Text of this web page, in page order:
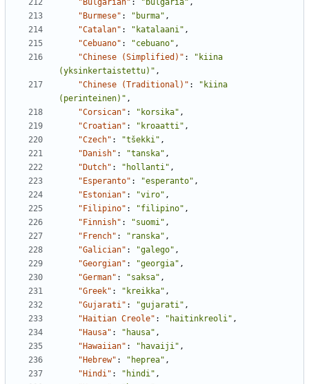
"Bulgarian" : "bulgaria" ,
"Burmese" : "burma" ,
"Catalan" : "katalaani" ,
"Cebuano" : "cebuano" ,
"Chinese (Simplified)" :
"kiina
(yksinkertaistettu)" ,
"Chinese (Traditional)" :
"kiina
(perinteinen)" ,
"Corsican" : "korsika" ,
"Croatian" : "kroaatti" ,
"Czech" : "tšekki" ,
"Danish" : "tanska" ,
"Dutch" : "hollanti" ,
"Esperanto" : "esperanto" ,
"Estonian" : "viro" ,
"Filipino" : "filipino" ,
"Finnish" : "suomi" ,
"French" : "ranska" ,
"Galician" : "galego" ,
"Georgian" : "georgia" ,
"German" : "saksa" ,
"Greek" : "kreikka" ,
"Gujarati" : "gujarati" ,
"Haitian Creole" : "haitinkreoli" ,
"Hausa" : "hausa" ,
"Hawaiian" : "havaiji" ,
"Hebrew" : "heprea" ,
"Hindi" : "hindi" ,